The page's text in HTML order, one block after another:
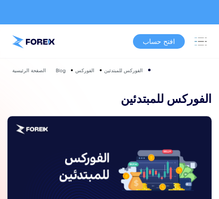
افتح حساب
الصفحة الرئيسية Blog الفوركس الفوركس للمبتدئين
الفوركس للمبتدئين